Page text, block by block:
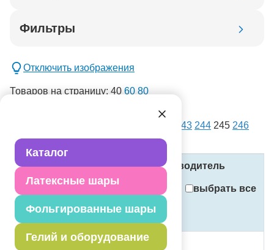
Каталог
Латексные шары
Фольгированные шары
Гелий и оборудование
Фильтры
новинка
спецпредложение
Применить
Сбросить фильтры
Отключить изображения
Товаров на страницу: 40 60 80
243 244 245 246
247...360
Название Код Производитель
выбрать все
Стоимость
(в рублях, с учётом НДС)
С Т О К